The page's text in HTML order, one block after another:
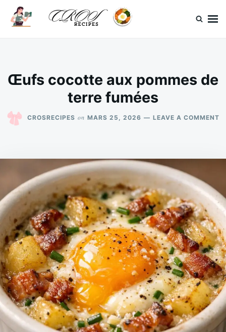
SkipSearch
for:
Œufs cocotte aux pommes de
terre fumées
CROSRECIPES on MARS 25, 2026 LEAVE A COMMENT